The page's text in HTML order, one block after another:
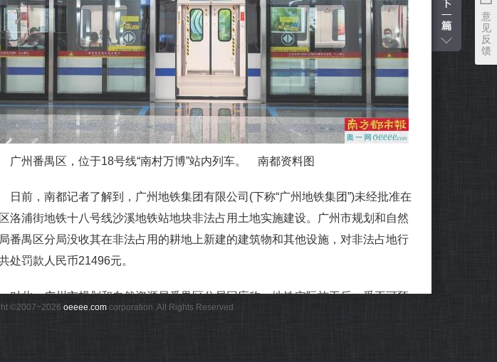
州番禺区，位于18号线“南村万博”站内列车。 南都资料图
前，南都记者了解到，广州地铁集团有限公司(下称“广州地铁集团”)未经批准在
洛浦街地铁十八号线沙溪地铁站地块非法占用土地实施建设。广州市规划和自然
番禺区分局没收其在非法占用的耕地上新建的建筑物和其他设施，对非法占地行
处罚款人民币21496元。
，广州市规划和自然资源局番禺区分局回应称，地铁实际施工后，受不可预
意
见
反
馈
©2007~2026 oeeee.com corporation. All Rights Reserved